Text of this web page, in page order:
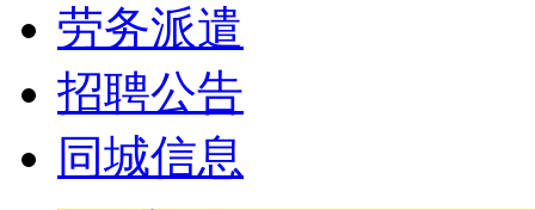
劳务派遣
招聘公告
同城信息